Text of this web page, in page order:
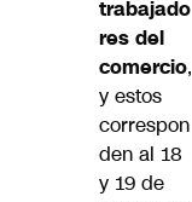
trabajado
res del
comercio,
y estos
correspon
den al 18
y 19 de